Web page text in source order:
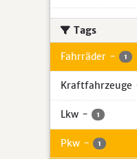
Tags
Fahrräder - 1
Kraftfahrzeuge
Lkw - 1
Pkw - 1